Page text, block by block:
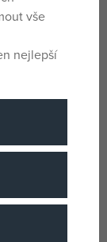
vše
nejlepší